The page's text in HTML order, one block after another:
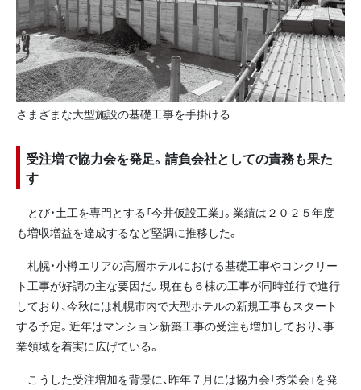
さまざまな大型施設の基礎工事を手掛ける
受注増で協力会を発足。請負会社としての責務も果た
す
とび・土工を専門とする「今井仮設工業」。業績は２０２５年度
も増収増益を達成するなど堅調に推移した。
札幌・小樽エリアの高層ホテルにおける基礎工事やコンクリー
ト工事が好調の主な要因だ。現在も６棟の工事が同時並行で進行
しており、今秋には札幌市内で大型ホテルの新規工事もスタート
する予定。近年はマンション新築工事の受注も増加しており、事
業領域を着実に広げている。
こうした受注増加を背景に、昨年７月には協力会「秀栄会」を発